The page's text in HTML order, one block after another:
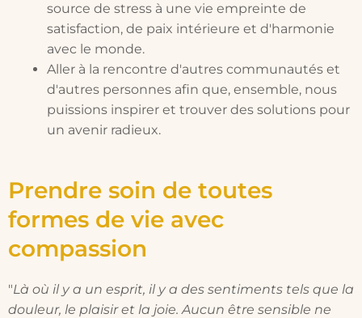
source de stress à une vie empreinte de
satisfaction, de paix intérieure et d'harmonie
avec le monde.
Aller à la rencontre d'autres communautés et
d'autres personnes afin que, ensemble, nous
puissions inspirer et trouver des solutions pour
un avenir radieux.
Prendre soin de toutes
formes de vie avec
compassion
"Là où il y a un esprit, il y a des sentiments tels que la
douleur, le plaisir et la joie. Aucun être sensible ne